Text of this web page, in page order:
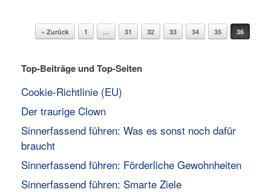
Beitragsnavigation
« Zurück 1 … 31 32 33 34 35 36
Top-Beiträge und Top-Seiten
Cookie-Richtlinie (EU)
Der traurige Clown
Sinnerfassend führen: Was es sonst noch dafür
braucht
Sinnerfassend führen: Förderliche Gewohnheiten
Sinnerfassend führen: Smarte Ziele